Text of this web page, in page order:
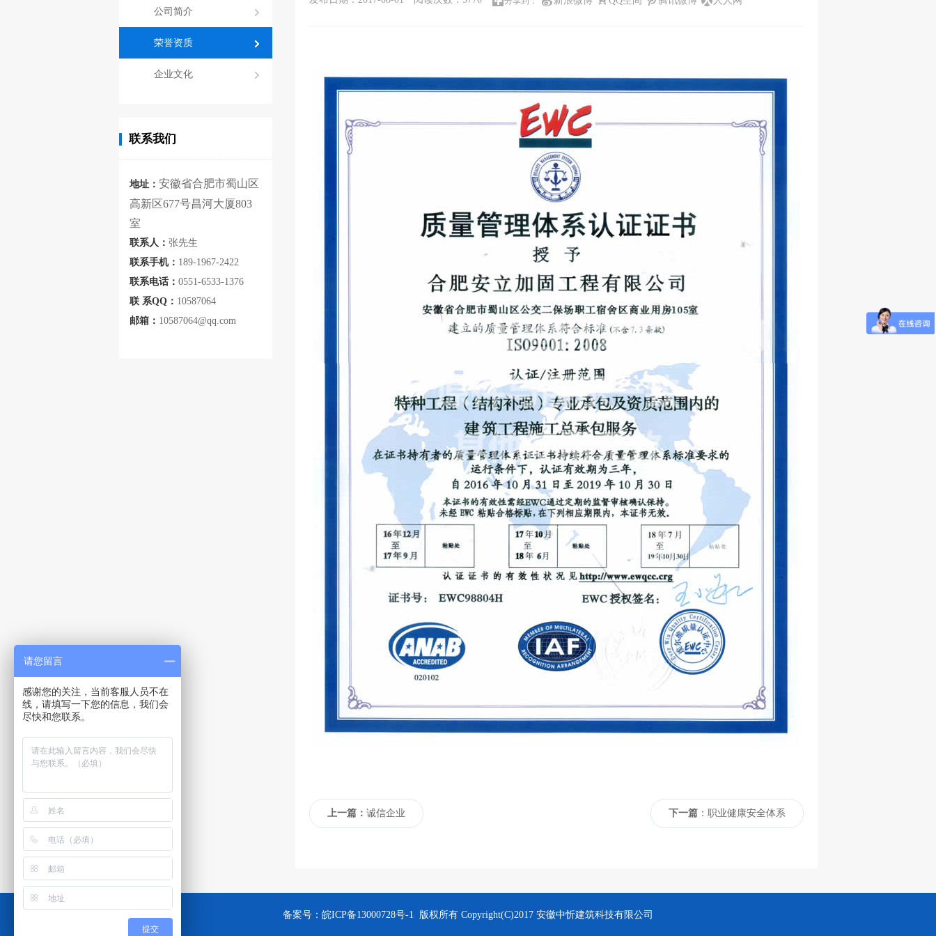
公司简介
荣誉资质
企业文化
联系我们
地址： 安徽省合肥市蜀山区
高新区677号昌河大厦803
室
联系人： 张先生
联系手机： 189-1967-2422
联系电话： 0551-6533-1376
联 系QQ： 10587064
邮箱： 10587064@qq.com
下一篇：职业健康安全体系
上一篇： 诚信企业
备案号： 皖ICP备13000728号-1 版权所有 Copyright(C)2017 安徽中忻建筑科技有限公司
请您留言
感谢您的关注，当前客服人员不在
线，请填写一下您的信息，我们会
尽快和您联系。
提交